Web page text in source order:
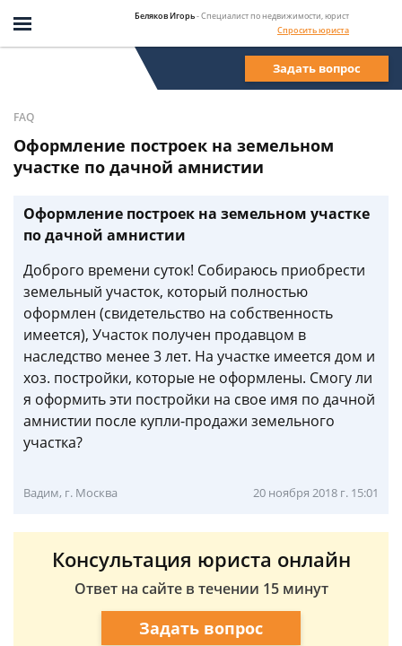
Беляков Игорь- Специалист по недвижимости, юрист
Спросить юриста
Задать вопрос
FAQ
Оформление построек на земельном
участке по дачной амнистии
Оформление построек на земельном участке
по дачной амнистии
Доброго времени суток! Собираюсь приобрести
земельный участок, который полностью
оформлен (свидетельство на собственность
имеется), Участок получен продавцом в
наследство менее 3 лет. На участке имеется дом и
хоз. постройки, которые не оформлены. Смогу ли
я оформить эти постройки на свое имя по дачной
амнистии после купли-продажи земельного
участка?
Вадим, г. Москва 20 ноября 2018 г. 15:01
Консультация юриста онлайн
Ответ на сайте в течении 15 минут
Задать вопрос